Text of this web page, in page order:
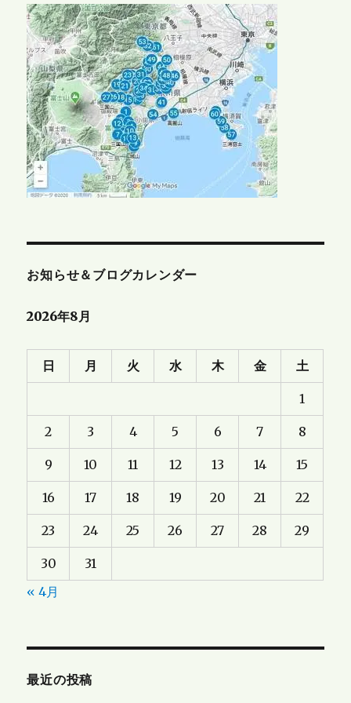
お知らせ＆ブログカレンダー
2026年8月
日 月 火 水 木 金 土
1
2 3 4 5 6 7 8
9 10 11 12 13 14 15
16 17 18 19 20 21 22
23 24 25 26 27 28 29
30
31
« 4月
最近の投稿